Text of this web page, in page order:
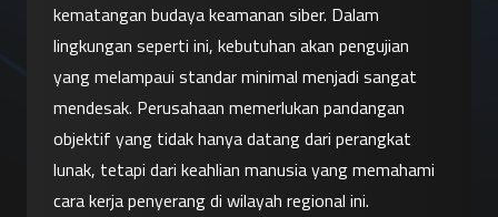
kematangan budaya keamanan siber. Dalam
lingkungan seperti ini, kebutuhan akan pengujian
yang melampaui standar minimal menjadi sangat
mendesak. Perusahaan memerlukan pandangan
objektif yang tidak hanya datang dari perangkat
lunak, tetapi dari keahlian manusia yang memahami
cara kerja penyerang di wilayah regional ini.